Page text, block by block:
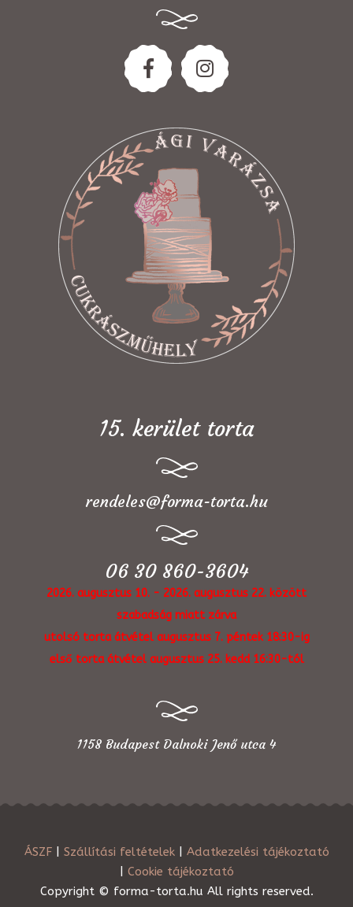
15. kerület torta
rendeles@forma-torta.hu
06 30 860-3604
2026. augusztus 10. - 2026. augusztus 22. között
szabadság miatt zárva
utolsó torta átvétel augusztus 7. péntek 18:30-ig
első torta átvétel augusztus 25. kedd 16:30-tól
1158 Budapest Dalnoki Jenő utca 4
ÁSZF| Szállítási feltételek| Adatkezelési tájékoztató
Cookie tájékoztató
Copyright © forma-torta.hu All rights reserved.